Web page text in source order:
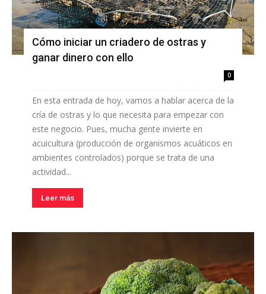
Cómo iniciar un criadero de ostras y
ganar dinero con ello
0
En esta entrada de hoy, vamos a hablar acerca de la
cría de ostras y lo que necesita para empezar con
este negocio. Pues, mucha gente invierte en
acuicultura (producción de organismos acuáticos en
ambientes controlados) porque se trata de una
actividad...
Leer más